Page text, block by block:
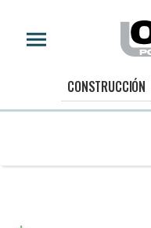
CONSTRUCCIÓN